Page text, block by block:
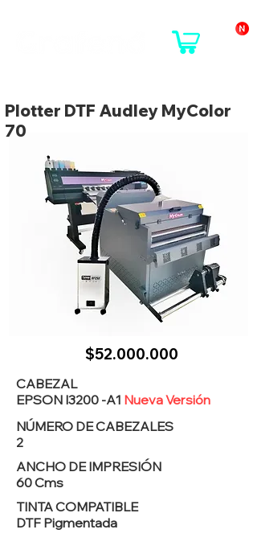
Plotter DTF Audley MyColor
70
$52.000.000
CABEZAL
EPSON I3200 -A1 Nueva Versión
NÚMERO DE CABEZALES
2
ANCHO DE IMPRESIÓN
60 Cms
TINTA COMPATIBLE
DTF Pigmentada